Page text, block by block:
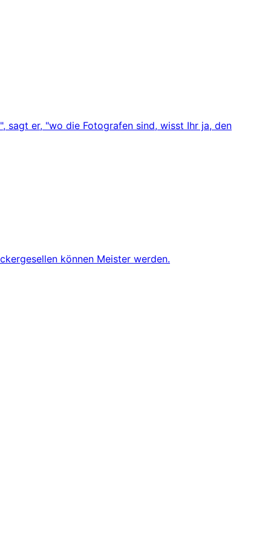
sagt er, "wo die Fotografen sind, wisst Ihr ja, den
können Meister werden.